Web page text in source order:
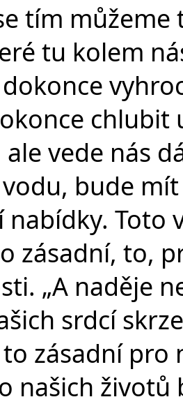
tím
tu kolem
vede nás
bude
nabídky. Toto
zásadní, to,
„A naděje
srdcí
to zásadní
našich životů